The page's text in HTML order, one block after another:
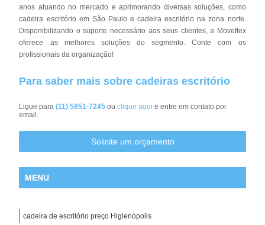
anos atuando no mercado e aprimorando diversas soluções, como
cadeira escritório em São Paulo e cadeira escritório na zona norte.
Disponibilizando o suporte necessário aos seus clientes, a Moveflex
oferece as melhores soluções do segmento. Conte com os
profissionais da organização!
Para saber mais sobre cadeiras escritório
Ligue para(11) 5851-7245ouclique aqui e entre em contato por
email.
Solicite um orçamento
MENU
cadeira de escritório preço Higienópolis